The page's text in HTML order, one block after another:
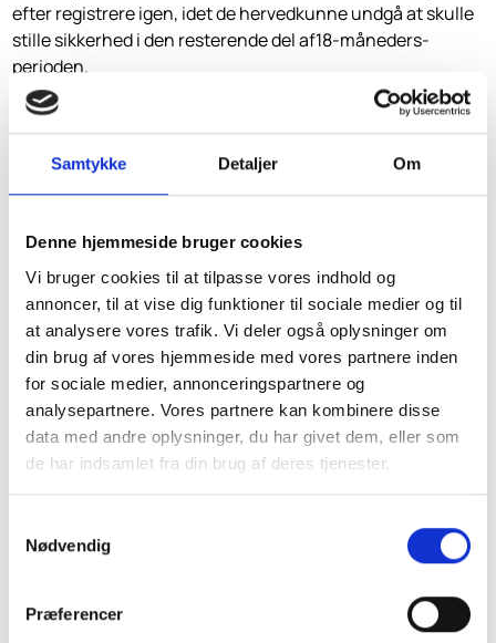
Samtykke Detaljer Om
Denne hjemmeside bruger cookies
Vi bruger cookies til at tilpasse vores indhold og
annoncer, til at vise dig funktioner til sociale medier og til
at analysere vores trafik. Vi deler også oplysninger om
din brug af vores hjemmeside med vores partnere inden
for sociale medier, annonceringspartnere og
analysepartnere. Vores partnere kan kombinere disse
data med andre oplysninger, du har givet dem, eller som
de har indsamlet fra din brug af deres tjenester.
Nødvendig
Præferencer
efter registrere igen, idet de hervedkunne undgå at skulle
stille sikkerhed i den resterende del af18-måneders-
perioden.
Reglerne er nu lempede, således at sikkerhedsstillelsen
kanfrigives,
og
hvis virksomheden hidtil har indbetalt moms, A-skat,
AM-bidragog lønsumsafgift rettidigt, og
hvis virksomheden ikke er i restance med A-skat, AM-
bidrag ogmoms eller har andre restancer til det
offentlige.
Ikrafttræden
Loven har virkning fra og med indkomståret 2003.
Loven er et skridt i den rigtige retning. Men der er stadig
forenkling afskattesystemet. Loven indfører således alene
forenklinger forlønmodtagere. Det er tvivlsomt, om det vil